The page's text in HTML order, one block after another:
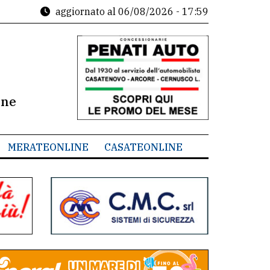
aggiornato al 06/08/2026 - 17:59
MERATEONLINE CASATEONLINE